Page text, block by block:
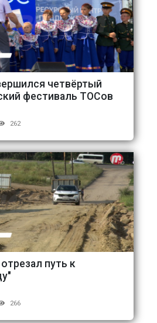
четвёртый
фестиваль ТОСов
262
путь к
266